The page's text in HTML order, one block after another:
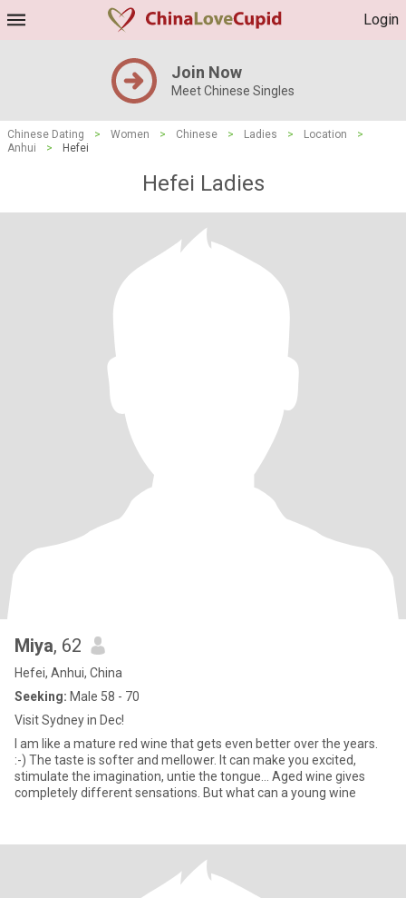
Login
Join Now
Meet Chinese Singles
Chinese Dating > Women > Chinese > Ladies > Location
>
Anhui
> Hefei
Hefei Ladies
Miya, 62
Hefei, Anhui, China
Seeking: Male 58 - 70
Visit Sydney in Dec!
I am like a mature red wine that gets even better over the years.
:-) The taste is softer and mellower. It can make you excited,
stimulate the imagination, untie the tongue... Aged wine gives
completely different sensations. But what can a young wine